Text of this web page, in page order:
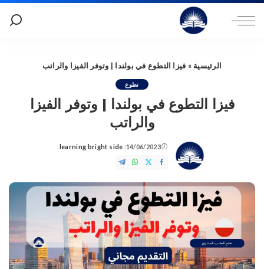
الرئيسية » فيزا التطوع في بولندا | وتوفر الفيزا والراتب
تطوع
فيزا التطوع في بولندا | وتوفر الفيزا
والراتب
14/06/2023
Posted
by
learning bright side